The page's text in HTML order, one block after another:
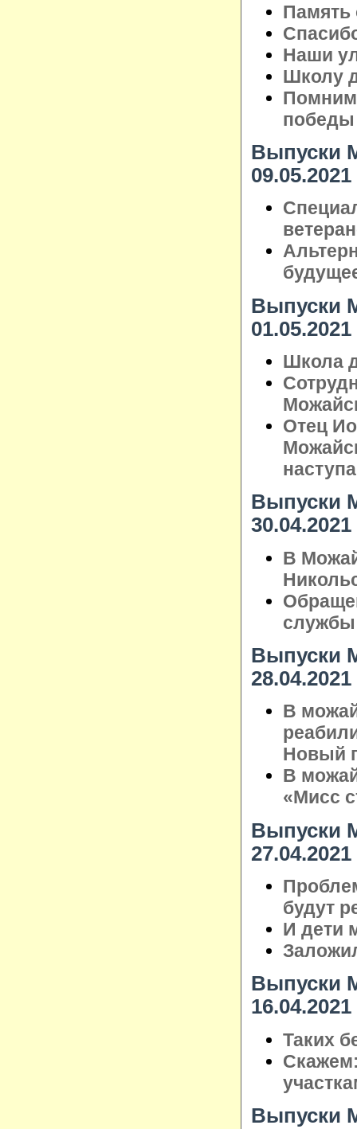
Память
Наши
Школу
победы
Выпуски
09.05.2021
Выпуски
01.05.2021
Школа
Отец
Выпуски
30.04.2021
В
службы
Выпуски
28.04.2021
В
Новый
В
«Мисс
Выпуски
27.04.2021
будут
И дети
Выпуски
16.04.2021
Таких
Выпуски